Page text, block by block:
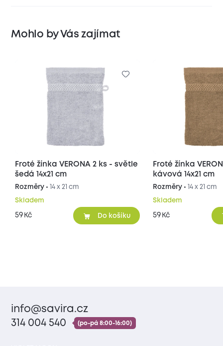
Mohlo by Vás zajímat
Froté žínka VERONA 2 ks - světle
šedá 14x21 cm
Rozměry • 14 x 21 cm
Skladem
59 Kč Do košíku
Froté žínka
kávová 14x21 cm
Rozměry • 14 x 21 cm
Skladem
59 Kč
info@savira.cz
314 004 540
(po-pá 8:00-16:00)